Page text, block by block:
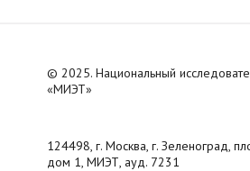
© 2025. Национальный
«МИЭТ»
124498, г. Москва, г. Зеленоград,
дом 1, МИЭТ, ауд. 7231